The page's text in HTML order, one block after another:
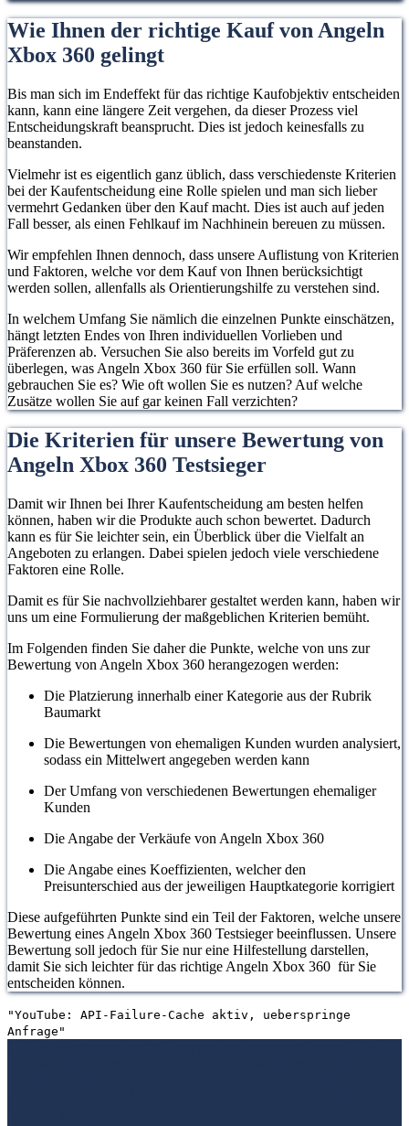
Wie Ihnen der richtige Kauf von Angeln
Xbox 360 gelingt
Bis man sich im Endeffekt für das richtige Kaufobjektiv entscheiden
kann, kann eine längere Zeit vergehen, da dieser Prozess viel
Entscheidungskraft beansprucht. Dies ist jedoch keinesfalls zu
beanstanden.
Vielmehr ist es eigentlich ganz üblich, dass verschiedenste Kriterien
bei der Kaufentscheidung eine Rolle spielen und man sich lieber
vermehrt Gedanken über den Kauf macht. Dies ist auch auf jeden
Fall besser, als einen Fehlkauf im Nachhinein bereuen zu müssen.
Wir empfehlen Ihnen dennoch, dass unsere Auflistung von Kriterien
und Faktoren, welche vor dem Kauf von Ihnen berücksichtigt
werden sollen, allenfalls als Orientierungshilfe zu verstehen sind.
In welchem Umfang Sie nämlich die einzelnen Punkte einschätzen,
hängt letzten Endes von Ihren individuellen Vorlieben und
Präferenzen ab. Versuchen Sie also bereits im Vorfeld gut zu
überlegen, was Angeln Xbox 360 für Sie erfüllen soll. Wann
gebrauchen Sie es? Wie oft wollen Sie es nutzen? Auf welche
Zusätze wollen Sie auf gar keinen Fall verzichten?
Die Kriterien für unsere Bewertung von
Angeln Xbox 360 Testsieger
Damit wir Ihnen bei Ihrer Kaufentscheidung am besten helfen
können, haben wir die Produkte auch schon bewertet. Dadurch
kann es für Sie leichter sein, ein Überblick über die Vielfalt an
Angeboten zu erlangen. Dabei spielen jedoch viele verschiedene
Faktoren eine Rolle.
Damit es für Sie nachvollziehbarer gestaltet werden kann, haben wir
uns um eine Formulierung der maßgeblichen Kriterien bemüht.
Im Folgenden finden Sie daher die Punkte, welche von uns zur
Bewertung von Angeln Xbox 360 herangezogen werden:
Die Platzierung innerhalb einer Kategorie aus der Rubrik
Baumarkt
Die Bewertungen von ehemaligen Kunden wurden analysiert,
sodass ein Mittelwert angegeben werden kann
Der Umfang von verschiedenen Bewertungen ehemaliger
Kunden
Die Angabe der Verkäufe von Angeln Xbox 360
Die Angabe eines Koeffizienten, welcher den
Preisunterschied aus der jeweiligen Hauptkategorie korrigiert
Diese aufgeführten Punkte sind ein Teil der Faktoren, welche unsere
Bewertung eines Angeln Xbox 360 Testsieger beeinflussen. Unsere
Bewertung soll jedoch für Sie nur eine Hilfestellung darstellen,
damit Sie sich leichter für das richtige Angeln Xbox 360 für Sie
entscheiden können.
"YouTube: API-Failure-Cache aktiv, ueberspringe
Anfrage"